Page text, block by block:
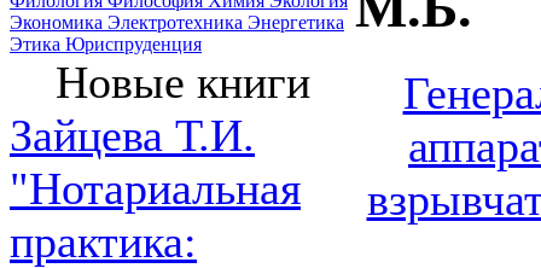
Экономика Электротехника Энергетика
Этика Юриспруденция
Новые книги
Зайцева Т.И.
"Нотариальная
практика: